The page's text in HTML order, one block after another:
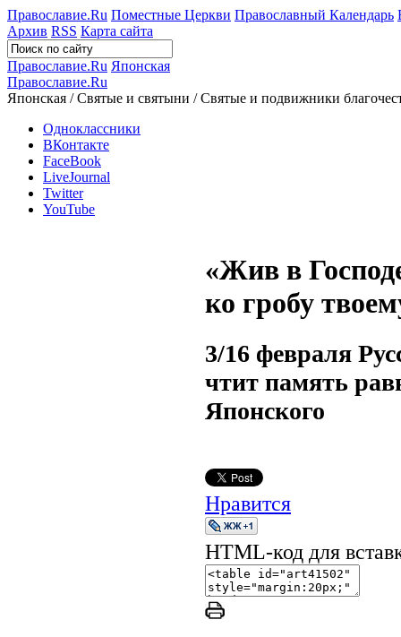
Православие.Ru Поместные Церкви Православный Календарь
Архив RSS Карта сайта
Православие.Ru Японская
Православие.Ru
Японская / Святые и святыни / Святые и подвижники
Одноклассники
ВКонтакте
FaceBook
LiveJournal
Twitter
YouTube
«Жив в
ко гробу
3/16 февраля
чтит память
Японского
Нравится
HTML-код для